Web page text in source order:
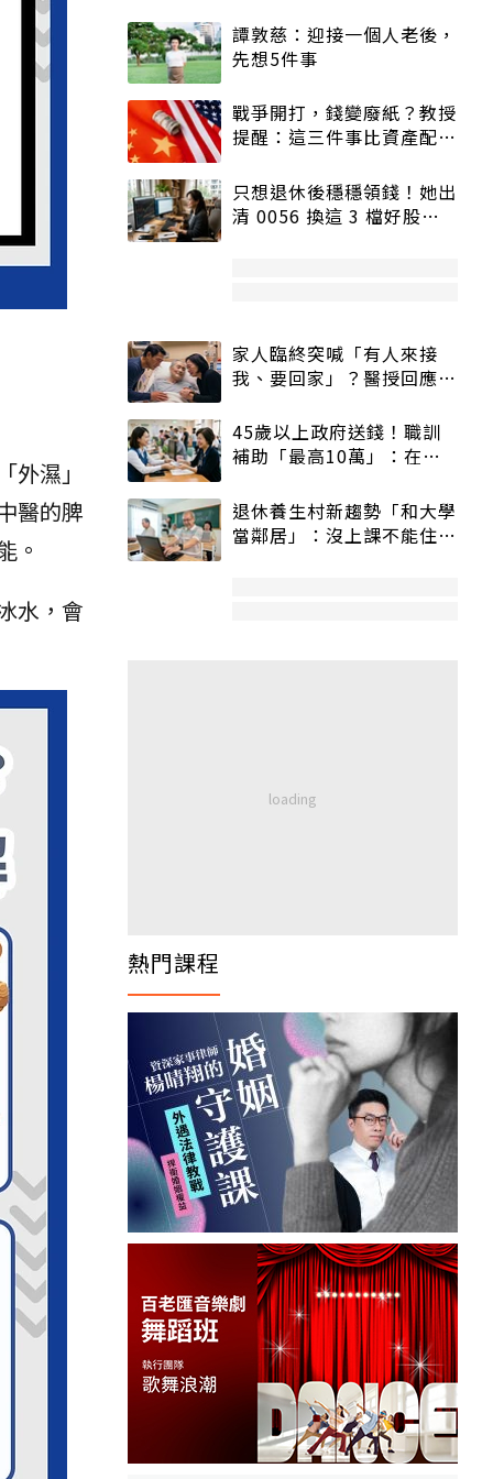
濕」
醫的脾
。
水，會
譚敦慈：迎接一個人老後，
先想5件事
戰爭開打，錢變廢紙？教授
提醒：這三件事比資產配置
只想退休後穩穩領錢！她出
清 0056 換這 3 檔好股：
家人臨終突喊「有人來接
我、要回家」？醫授回應方
45歲以上政府送錢！職訓
補助「最高10萬」：在
退休養生村新趨勢「和大學
當鄰居」：沒上課不能住、
熱門課程